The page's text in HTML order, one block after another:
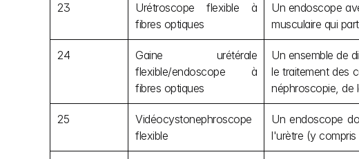
23
Urétroscope flexible à
fibres optiques
Un endoscope
musculaire qui
24
Gaine urétérale
flexible/endoscope à
fibres optiques
Un ensemble de
le traitement des
néphroscopie, de
25
Vidéocystonephroscope
flexible
Un endoscope
l'urètre (y compris